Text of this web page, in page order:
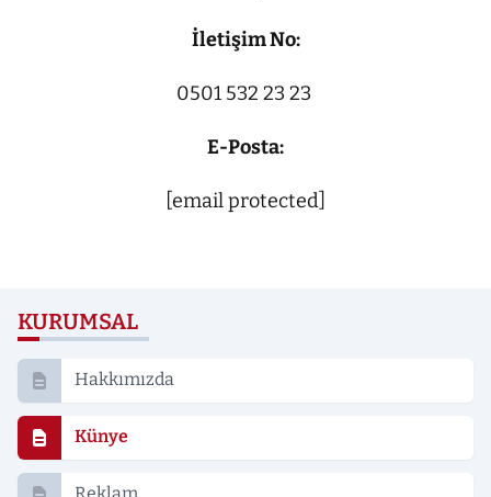
İletişim No:
0501 532 23 23
E-Posta:
[email protected]
KURUMSAL
Hakkımızda
Künye